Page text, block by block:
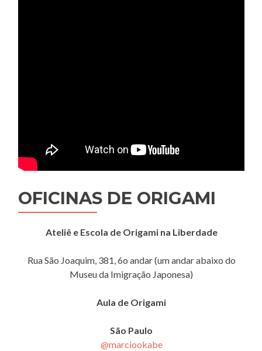
OFICINAS DE ORIGAMI
Ateliê e Escola de Origami na Liberdade
Rua São Joaquim, 381, 6o andar (um andar abaixo do
Museu da Imigração Japonesa)
Aula de Origami
São Paulo
@marciookabe